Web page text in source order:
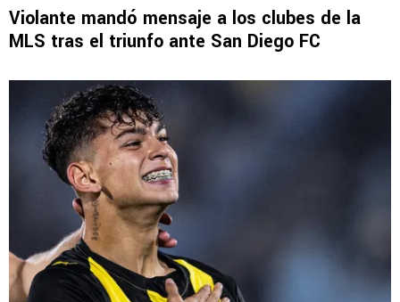
Violante mandó mensaje a los clubes de la
MLS tras el triunfo ante San Diego FC